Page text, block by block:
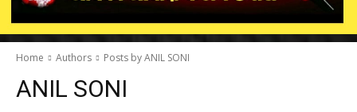
Home Authors Posts by ANIL SONI
ANIL SONI